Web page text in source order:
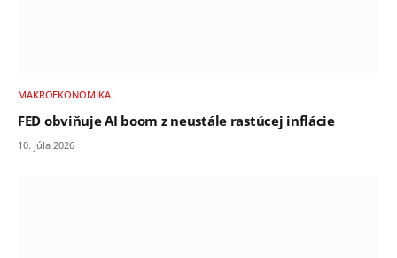
MAKROEKONOMIKA
FED obviňuje AI boom z neustále rastúcej inflácie
10. júla 2026